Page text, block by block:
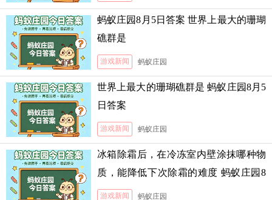
蚂蚁庄园8月5日答案 世界上最大的珊瑚
礁群是
游戏新闻 蚂蚁庄园
世界上最大的珊瑚礁群是 蚂蚁庄园8月5
日答案
游戏新闻 蚂蚁庄园
冰箱除霜后，在冷冻室内壁涂抹哪种物
质，能降低下次除霜的难度 蚂蚁庄园8
月5日答案
游戏新闻 蚂蚁庄园